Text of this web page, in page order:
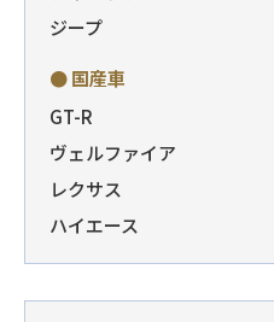
ジープ
● 国産車
GT-R
ヴェルファイア
レクサス
ハイエース